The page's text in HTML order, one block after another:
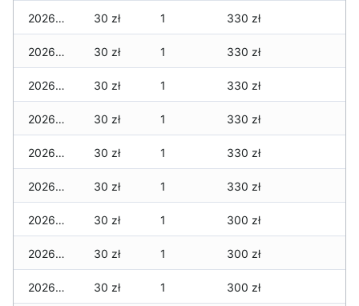
2026-06-30 30 zł 1 330 zł
2026-06-28 30 zł 1 330 zł
2026-06-27 30 zł 1 330 zł
2026-06-26 30 zł 1 330 zł
2026-06-25 30 zł 1 330 zł
2026-06-24 30 zł 1 330 zł
2026-06-23 30 zł 1 300 zł
2026-06-22 30 zł 1 300 zł
2026-06-21 30 zł 1 300 zł